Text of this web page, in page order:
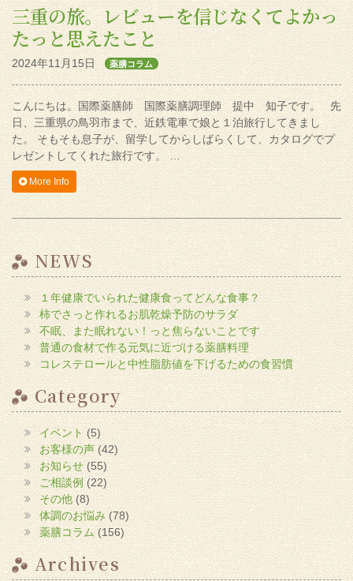
三重の旅。レビューを信じなくてよかっ
たっと思えたこと
2024年11月15日 薬膳コラム
こんにちは。国際薬膳師 国際薬膳調理師 提中 知子です。 先
日、三重県の鳥羽市まで、近鉄電車で娘と１泊旅行してきまし
た。 そもそも息子が、留学してからしばらくして、カタログでプ
レゼントしてくれた旅行です。 …
More Info
NEWS
１年健康でいられた健康食ってどんな食事？
柿でさっと作れるお肌乾燥予防のサラダ
不眠、また眠れない！っと焦らないことです
普通の食材で作る元気に近づける薬膳料理
コレステロールと中性脂肪値を下げるための食習慣
Category
イベント(5)
お客様の声(42)
お知らせ(55)
ご相談例 (22)
その他 (8)
体調のお悩み(78)
薬膳コラム (156)
Archives